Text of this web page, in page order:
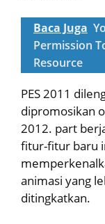
Baca Juga
Permission
Resource
PES 2011
dipromosikan
2012. part
fitur-fitur baru
animasi yang
ditingkatkan.